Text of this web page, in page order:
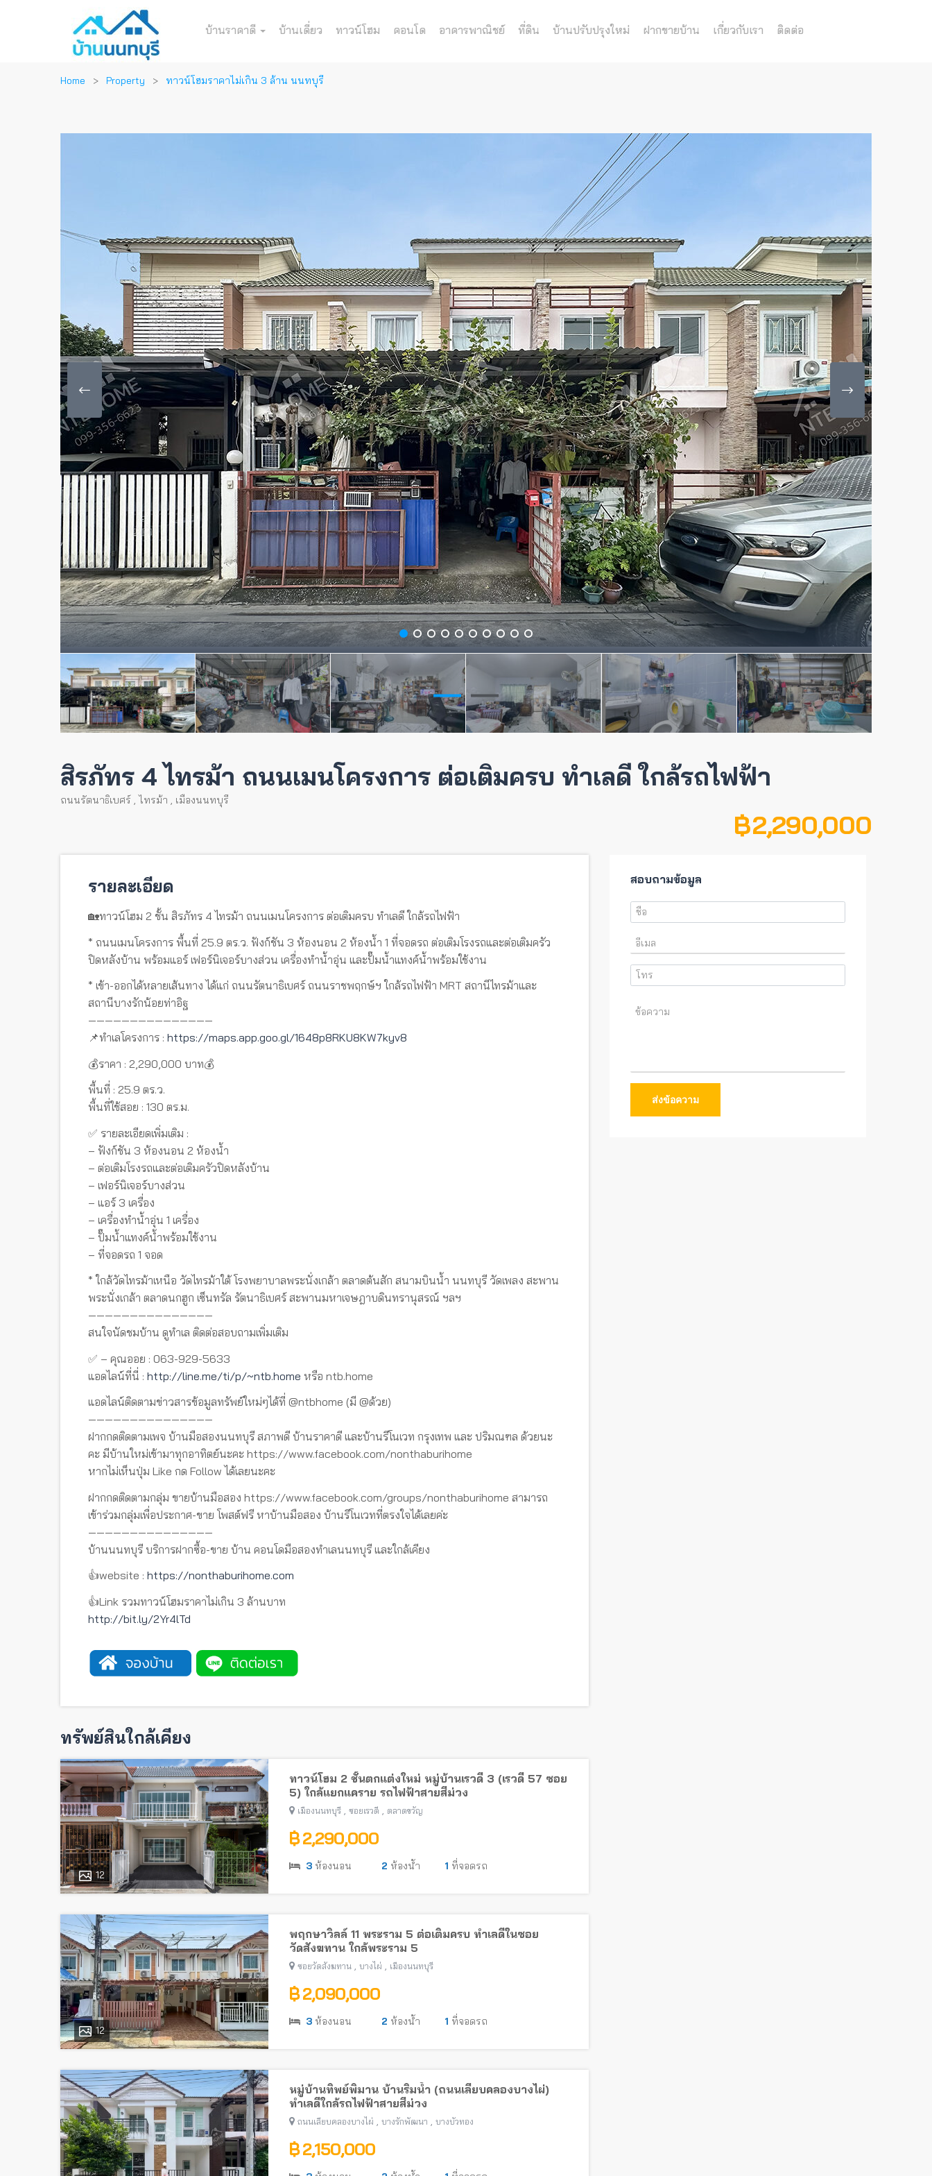
บ้านราคาดี บ้านเดี่ยว ทาวน์โฮม คอนโด อาคารพาณิชย์ ที่ดิน บ้านปรับปรุงใหม่ ฝากขายบ้าน เกี่ยวกับเรา ติดต่อ
Home Property ทาวน์โฮมราคาไม่เกิน 3 ล้าน นนทบุรี
สิรภัทร 4 ไทรม้า ถนนเมนโครงการ ต่อเติมครบ ทำเลดี ใกล้รถไฟฟ้า
ถนนรัตนาธิเบศร์ , ไทรม้า , เมืองนนทบุรี
฿ 2,290,000
รายละเอียด
🏡ทาวน์โฮม 2 ชั้น สิรภัทร 4 ไทรม้า ถนนเมนโครงการ ต่อเติมครบ ทำเลดี ใกล้รถไฟฟ้า
* ถนนเมนโครงการ พื้นที่ 25.9 ตร.ว. ฟังก์ชัน 3 ห้องนอน 2 ห้องน้ำ 1 ที่จอดรถ ต่อเติมโรงรถและต่อเติมครัว
ปิดหลังบ้าน พร้อมแอร์ เฟอร์นิเจอร์บางส่วน เครื่องทำน้ำอุ่น และปั๊มน้ำแทงค์น้ำพร้อมใช้งาน
* เข้า-ออกได้หลายเส้นทาง ได้แก่ ถนนรัตนาธิเบศร์ ถนนราชพฤกษ์ฯ ใกล้รถไฟฟ้า MRT สถานีไทรม้าและ
สถานีบางรักน้อยท่าอิฐ
———————————————
📌ทำเลโครงการ : https://maps.app.goo.gl/1648p8RKU8KW7kyv8
💰ราคา : 2,290,000 บาท💰
พื้นที่ : 25.9 ตร.ว.
พื้นที่ใช้สอย : 130 ตร.ม.
✅ รายละเอียดเพิ่มเติม :
– ฟังก์ชัน 3 ห้องนอน 2 ห้องน้ำ
– ต่อเติมโรงรถและต่อเติมครัวปิดหลังบ้าน
– เฟอร์นิเจอร์บางส่วน
– แอร์ 3 เครื่อง
– เครื่องทำน้ำอุ่น 1 เครื่อง
– ปั๊มน้ำแทงค์น้ำพร้อมใช้งาน
– ที่จอดรถ 1 จอด
* ใกล้วัดไทรม้าเหนือ วัดไทรม้าใต้ โรงพยาบาลพระนั่งเกล้า ตลาดต้นสัก สนามบินน้ำ นนทบุรี วัดเพลง สะพาน
พระนั่งเกล้า ตลาดนกฮูก เซ็นทรัล รัตนาธิเบศร์ สะพานมหาเจษฎาบดินทรานุสรณ์ ฯลฯ
———————————————
สนใจนัดชมบ้าน ดูทำเล ติดต่อสอบถามเพิ่มเติม
✅ – คุณออย : 063-929-5633
แอดไลน์ที่นี่ : http://line.me/ti/p/~ntb.home หรือ ntb.home
แอดไลน์ติดตามข่าวสารข้อมูลทรัพย์ใหม่ๆได้ที่ @ntbhome (มี @ด้วย)
———————————————
ฝากกดติดตามเพจ บ้านมือสองนนทบุรี สภาพดี บ้านราคาดี และบ้านรีโนเวท กรุงเทพ และ ปริมณฑล ด้วยนะ
คะ มีบ้านใหม่เข้ามาทุกอาทิตย์นะคะ https://www.facebook.com/nonthaburihome
หากไม่เห็นปุ่ม Like กด Follow ได้เลยนะคะ
ฝากกดติดตามกลุ่ม ขายบ้านมือสอง https://www.facebook.com/groups/nonthaburihome สามารถ
เข้าร่วมกลุ่มเพื่อประกาศ-ขาย โพสต์ฟรี หาบ้านมือสอง บ้านรีโนเวทที่ตรงใจได้เลยค่ะ
———————————————
บ้านนนทบุรี บริการฝากซื้อ-ขาย บ้าน คอนโดมือสองทำเลนนทบุรี และใกล้เคียง
👍website : https://nonthaburihome.com
👍Link รวมทาวน์โฮมราคาไม่เกิน 3 ล้านบาท
http://bit.ly/2Yr4lTd
ทรัพย์สินใกล้เคียง
12
ทาวน์โฮม 2 ชั้นตกแต่งใหม่ หมู่บ้านเรวดี 3 (เรวดี 57 ซอย
5) ใกล้แยกแคราย รถไฟฟ้าสายสีม่วง
เมืองนนทบุรี , ซอยเรวดี , ตลาดขวัญ
฿ 2,290,000
3 ห้องนอน 2 ห้องน้ำ 1 ที่จอดรถ
12
พฤกษาวิลล์ 11 พระราม 5 ต่อเติมครบ ทำเลดีในซอย
วัดสังฆทาน ใกล้พระราม 5
ซอยวัดสังฆทาน , บางไผ่ , เมืองนนทบุรี
฿ 2,090,000
3 ห้องนอน 2 ห้องน้ำ 1 ที่จอดรถ
หมู่บ้านทิพย์พิมาน บ้านริมน้ำ (ถนนเลียบคลองบางไผ่)
ทำเลดีใกล้รถไฟฟ้าสายสีม่วง
ถนนเลียบคลองบางไผ่ บางรักพัฒนา บางบัวทอง
฿ 2,150,000
สอบถามข้อมูล
ส่งข้อความ